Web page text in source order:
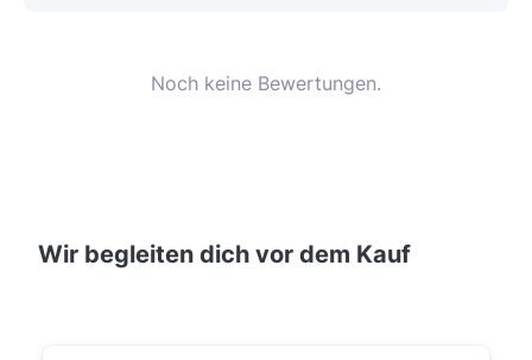
Noch keine Bewertungen.
Wir begleiten dich vor dem Kauf